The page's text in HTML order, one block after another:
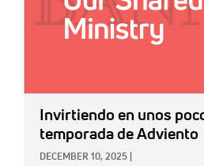
Invirtiendo en unos
temporada de Adviento
DECEMBER 10, 2025